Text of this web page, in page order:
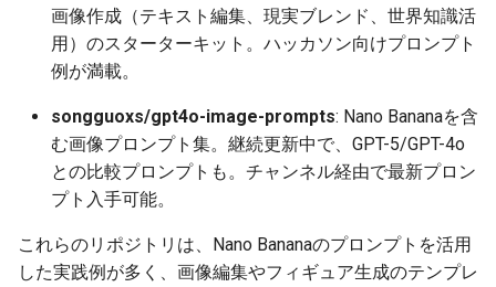
2026-06-19
2026-06-17
2026-06-15
2025-12-04
2025-12-02
2025-11-30
2026-06-19
2026-06-17
2026-06-15
2025-12-04
2025-12-02
2025-11-30
2026-01-04
2026-01-04
2026-06-17
2026-06-14
2026-06-13
2026-06-12
2026-01-04
2026-06-17
2026-06-15
2026-06-13
2025-12-04
2025-12-02
2025-11-30
2026-01-04
2026-06-19
2026-06-17
2026-06-15
2026-06-14
2026-06-11
2026-06-09
画像作成（テキスト編集、現実ブレンド、世界知識活
用）のスターターキット。ハッカソン向けプロンプト
例が満載。
songguoxs/gpt4o-image-prompts: Nano Bananaを含
む画像プロンプト集。継続更新中で、GPT-5/GPT-4o
との比較プロンプトも。チャンネル経由で最新プロン
プト入手可能。
これらのリポジトリは、Nano Bananaのプロンプトを活用
した実践例が多く、画像編集やフィギュア生成のテンプレ